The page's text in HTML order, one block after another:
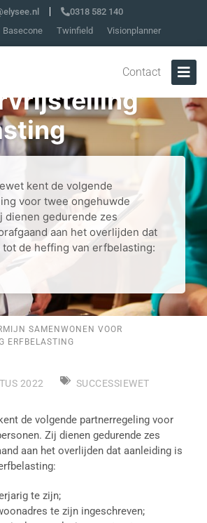
0318 582 140
Basecone Twinfield Visionplanner
Contact
voor
kent de volgende
voor twee ongehuwde
dienen gedurende zes
aan het overlijden dat
de heffing van erfbelasting:
SAMENWONEN VOOR
ERFBELASTING
2022 SUCCESSIEWET
de volgende partnerregeling voor
Zij dienen gedurende zes
aan het overlijden dat aanleiding is
te zijn;
te zijn ingeschreven;